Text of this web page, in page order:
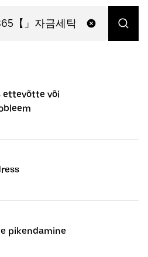
ettevõtte või
pikendamine